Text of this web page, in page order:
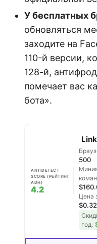
У бесплатных
обновляться
заходите на
110-й версии,
128-й,
помечает вас
бота».
ANTIDETECT
SCORE (РЕЙТИНГ
ADH)
4.2
500
Цена
$0.32
год: